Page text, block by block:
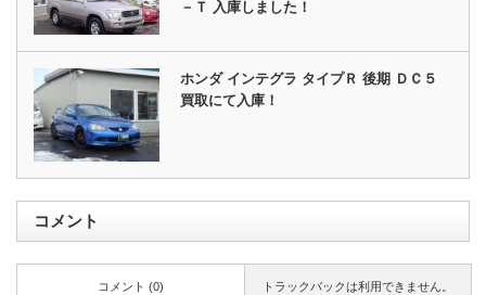
－Ｔ 入庫しました！
ホンダ インテグラ タイプＲ 後期 ＤＣ５
買取にて入庫！
コメント
トラックバックは利用できません。
コメント (0)